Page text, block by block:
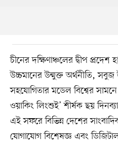
চীনের দক্ষিণাঞ্চলের দ্বীপ প্রদেশ
উচ্চমানের উন্মুক্ত অর্থনীতি,
সহযোগিতার মডেল বিশ্বের
ওয়াকিং লিংশুই’ শীর্ষক ছয়
এই সফরে বিভিন্ন দেশের
যোগাযোগ বিশেষজ্ঞ এবং